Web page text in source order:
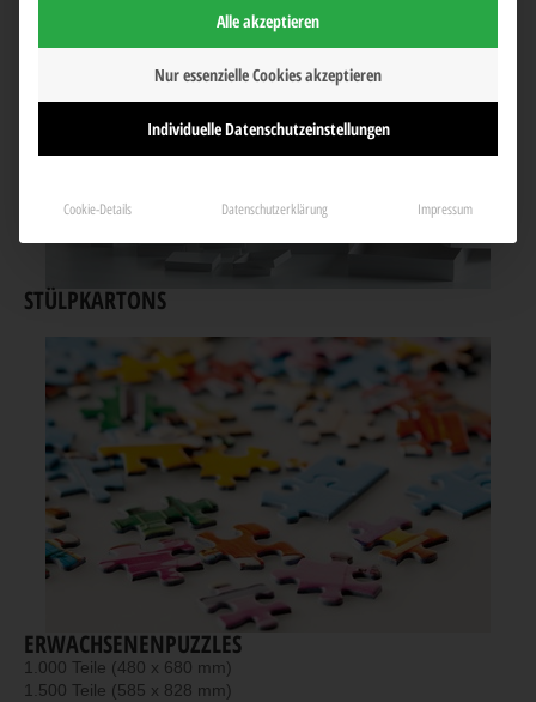
STÜLPKARTONS
ERWACHSENENPUZZLES
1.000 Teile (480 x 680 mm)
1.500 Teile (585 x 828 mm)
Alle akzeptieren
Nur essenzielle Cookies akzeptieren
Individuelle Datenschutzeinstellungen
Cookie-Details Datenschutzerklärung Impressum